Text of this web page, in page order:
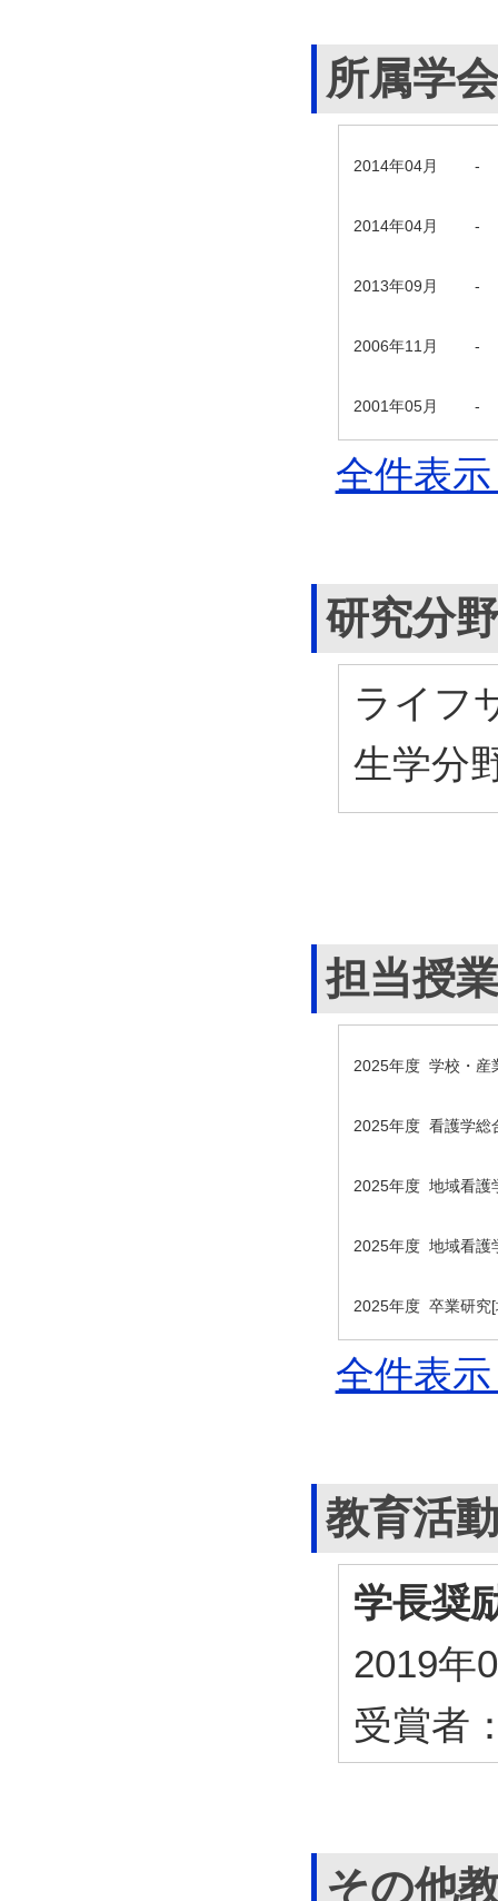
所属学
2014年04月 -
2014年04月 -
2013年09月 -
2006年11月 -
2001年05月 -
全件表
研究分野
ライフ
生学分
担当授
2025年度 学校・産
2025年度 看護学総
2025年度 地域看
2025年度 地域看
2025年度 卒業研究
全件表
教育活
学長奨
2019
受賞者
その他